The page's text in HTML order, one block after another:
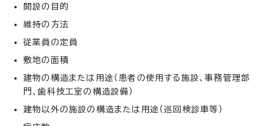
開設の目的
維持の方法
従業員の定員
敷地の面積
建物の構造または用途（患者の使用する施設、事務管理部
門、歯科技工室の構造設備）
建物以外の施設の構造または用途（巡回検診車等）